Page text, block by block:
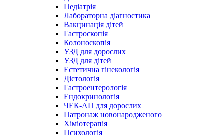
Педіатрія
Лабораторна діагностика
Вакцинація дітей
Гастроскопія
Колоноскопія
УЗД для дорослих
УЗД для дітей
Естетична гінекологія
Дієтологія
Гастроентерологія
Ендокринологія
ЧЕК-АП для дорослих
Патронаж новонародженого
Хіміотерапія
Психологія